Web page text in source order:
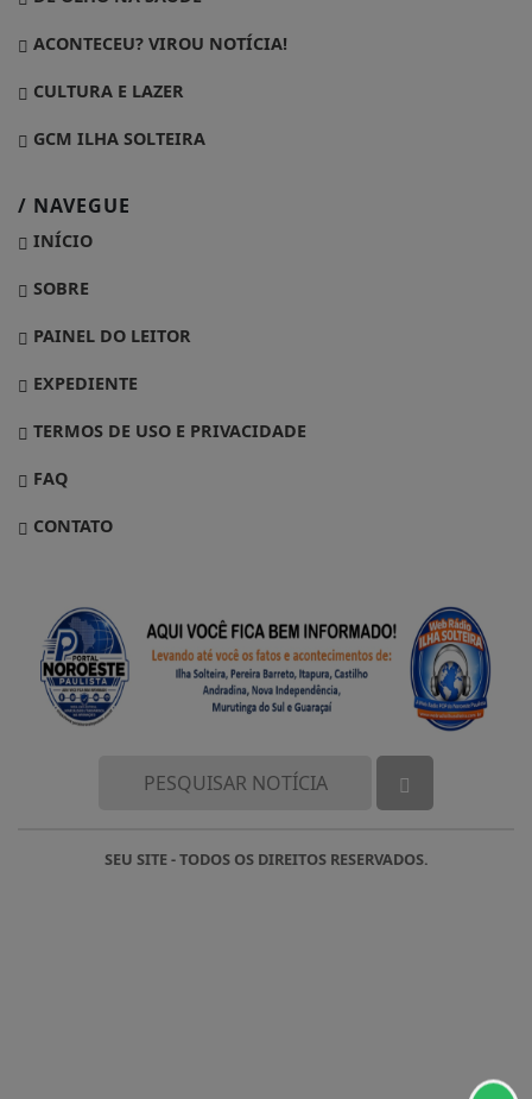
ACONTECEU? VIROU NOTÍCIA!
CULTURA E LAZER
GCM ILHA SOLTEIRA
/ NAVEGUE
INÍCIO
SOBRE
PAINEL DO LEITOR
EXPEDIENTE
TERMOS DE USO E PRIVACIDADE
FAQ
CONTATO
SEU SITE - TODOS OS DIREITOS RESERVADOS.